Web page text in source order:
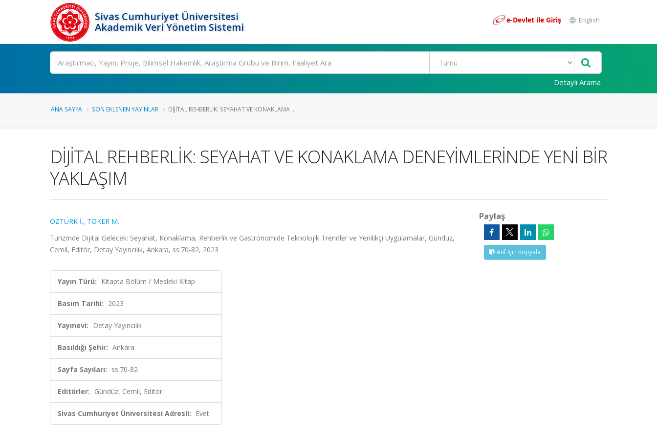
Sivas Cumhuriyet Üniversitesi
Akademik Veri Yönetim Sistemi
e-Devlet ile Giriş English
Ara
Detaylı Arama
ANA SAYFA SON EKLENEN YAYINLAR DİJİTAL REHBERLİK: SEYAHAT VE KONAKLAMA ...
DİJİTAL REHBERLİK: SEYAHAT VE KONAKLAMA DENEYİMLERİNDE YENİ BİR
YAKLAŞIM
ÖZTÜRK İ., TOKER M.
Turizmde Dijital Gelecek: Seyahat, Konaklama, Rehberlik ve Gastronomide Teknolojik Trendler ve Yenilikçi Uygulamalar, Gündüz,
Cemil, Editör, Detay Yayıncılık, Ankara, ss.70-82, 2023
Yayın Türü: Kitapta Bölüm / Mesleki Kitap
Basım Tarihi: 2023
Yayınevi: Detay Yayıncılık
Basıldığı Şehir: Ankara
Sayfa Sayıları: ss.70-82
Editörler: Gündüz, Cemil, Editör
Sivas Cumhuriyet Üniversitesi Adresli: Evet
Paylaş
Atıf İçin Kopyala